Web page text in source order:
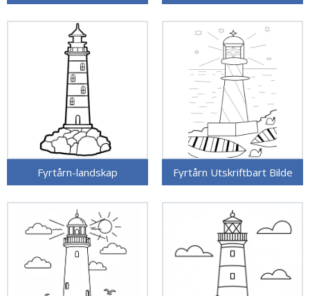
Fyrtårn-landskap Fyrtårn Utskriftbart Bilde